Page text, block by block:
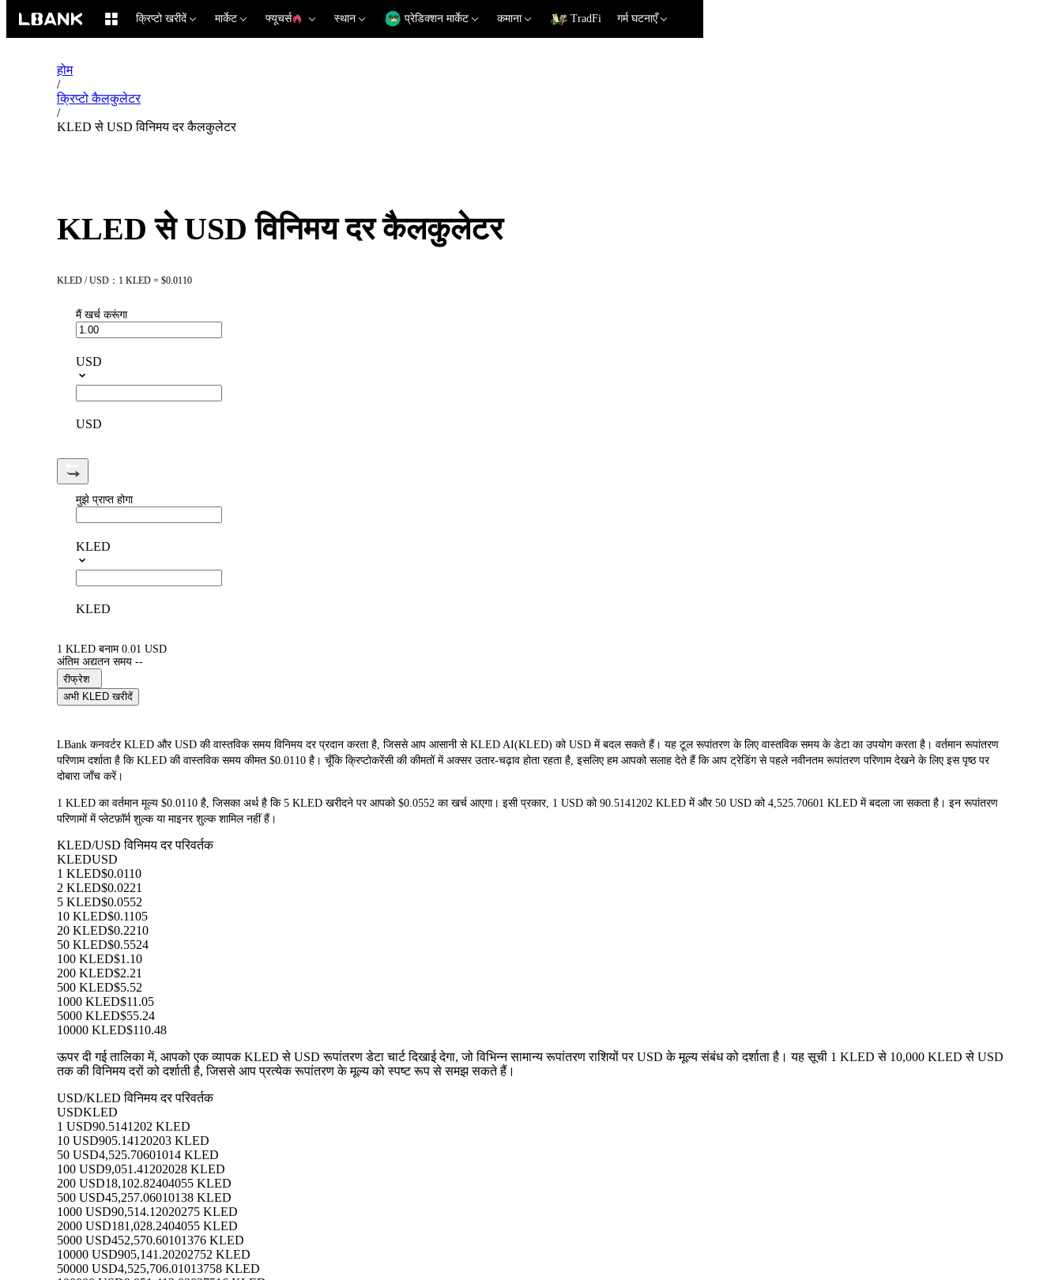
क्रिप्टो खरीदें मार्केट फ्यूचर्स स्थान प्रेडिक्शन मार्केट कमाना TradFi गर्म घटनाएँ
होम
/
क्रिप्टो कैलकुलेटर
/
KLED से USD विनिमय दर कैलकुलेटर
KLED से USD विनिमय दर कैलकुलेटर
KLED / USD：1 KLED = $0.0110
मैं खर्च करूंगा
USD
USD
मुझे प्राप्त होगा
KLED
KLED
1 KLED बनाम 0.01 USD
अंतिम अद्यतन समय --
रीफ्रेश
अभी KLED खरीदें
LBank कनवर्टर KLED और USD की वास्तविक समय विनिमय दर प्रदान करता है, जिससे आप आसानी से KLED AI(KLED) को USD में बदल सकते हैं। यह टूल रूपांतरण के लिए वास्तविक समय के डेटा का उपयोग करता है। वर्तमान रूपांतरण
परिणाम दर्शाता है कि KLED की वास्तविक समय कीमत $0.0110 है। चूँकि क्रिप्टोकरेंसी की कीमतों में अक्सर उतार-चढ़ाव होता रहता है, इसलिए हम आपको सलाह देते हैं कि आप ट्रेडिंग से पहले नवीनतम रूपांतरण परिणाम देखने के लिए इस पृष्ठ पर
दोबारा जाँच करें।
1 KLED का वर्तमान मूल्य $0.0110 है, जिसका अर्थ है कि 5 KLED खरीदने पर आपको $0.0552 का खर्च आएगा। इसी प्रकार, 1 USD को 90.5141202 KLED में और 50 USD को 4,525.70601 KLED में बदला जा सकता है। इन रूपांतरण
परिणामों में प्लेटफ़ॉर्म शुल्क या माइनर शुल्क शामिल नहीं हैं।
KLED/USD विनिमय दर परिवर्तक
KLEDUSD
1 KLED$0.0110
2 KLED$0.0221
5 KLED$0.0552
10 KLED$0.1105
20 KLED$0.2210
50 KLED$0.5524
100 KLED$1.10
200 KLED$2.21
500 KLED$5.52
1000 KLED$11.05
5000 KLED$55.24
10000 KLED$110.48
ऊपर दी गई तालिका में, आपको एक व्यापक KLED से USD रूपांतरण डेटा चार्ट दिखाई देगा, जो विभिन्न सामान्य रूपांतरण राशियों पर USD के मूल्य संबंध को दर्शाता है। यह सूची 1 KLED से 10,000 KLED से USD
तक की विनिमय दरों को दर्शाती है, जिससे आप प्रत्येक रूपांतरण के मूल्य को स्पष्ट रूप से समझ सकते हैं।
USD/KLED विनिमय दर परिवर्तक
USDKLED
1 USD90.5141202 KLED
10 USD905.14120203 KLED
50 USD4,525.70601014 KLED
100 USD9,051.41202028 KLED
200 USD18,102.82404055 KLED
500 USD45,257.06010138 KLED
1000 USD90,514.12020275 KLED
2000 USD181,028.2404055 KLED
5000 USD452,570.60101376 KLED
10000 USD905,141.20202752 KLED
50000 USD4,525,706.01013758 KLED